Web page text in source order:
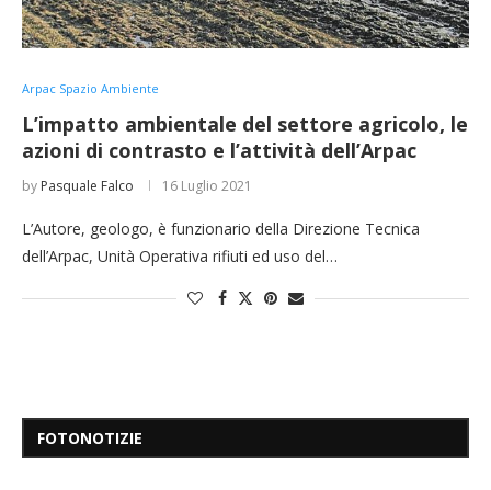
Arpac Spazio Ambiente
L’impatto ambientale del settore agricolo, le
azioni di contrasto e l’attività dell’Arpac
by Pasquale Falco 16 Luglio 2021
L’Autore, geologo, è funzionario della Direzione Tecnica
dell’Arpac, Unità Operativa rifiuti ed uso del…
FOTONOTIZIE